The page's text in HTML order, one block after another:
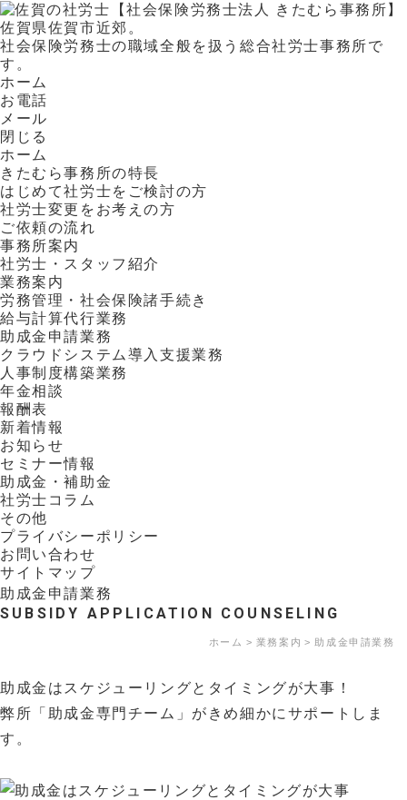
佐賀県佐賀市近郊。
社会保険労務士の職域全般を扱う総合社労士事務所で
す。
ホーム
お電話
メール
閉じる
ホーム
きたむら事務所の特長
はじめて社労士をご検討の方
社労士変更をお考えの方
ご依頼の流れ
事務所案内
社労士・スタッフ紹介
業務案内
労務管理・社会保険諸手続き
給与計算代行業務
助成金申請業務
クラウドシステム導入支援業務
人事制度構築業務
年金相談
報酬表
新着情報
お知らせ
セミナー情報
助成金・補助金
社労士コラム
その他
プライバシーポリシー
お問い合わせ
サイトマップ
助成金申請業務
SUBSIDY APPLICATION COUNSELING
ホーム 業務案内 助成金申請業務
助成金はスケジューリングとタイミングが大事！
弊所「助成金専門チーム」がきめ細かにサポートしま
す。